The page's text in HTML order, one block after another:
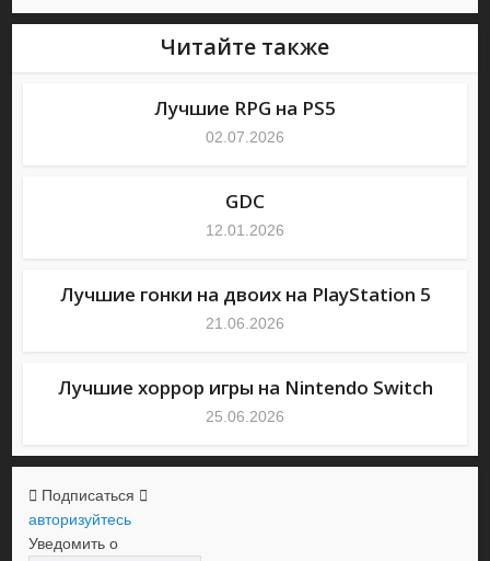
Читайте также
Лучшие RPG на PS5
02.07.2026
GDC
12.01.2026
Лучшие гонки на двоих на PlayStation 5
21.06.2026
Лучшие хоррор игры на Nintendo Switch
25.06.2026
Подписаться
авторизуйтесь
Уведомить о